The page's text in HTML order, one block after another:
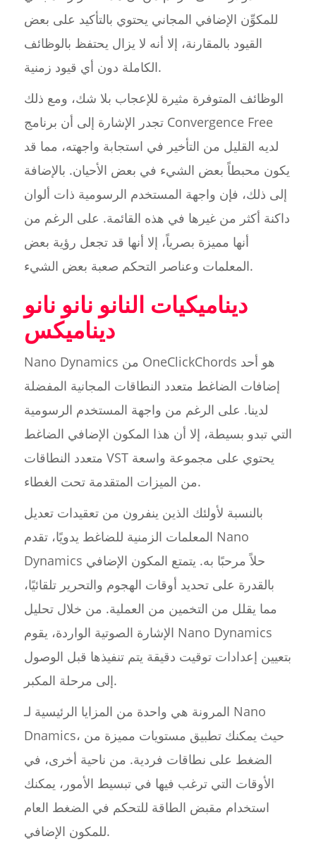
للمكوِّن الإضافي المجاني يحتوي بالتأكيد على بعض
القيود بالمقارنة، إلا أنه لا يزال يحتفظ بالوظائف
الكاملة دون أي قيود زمنية.
الوظائف المتوفرة مثيرة للإعجاب بلا شك، ومع ذلك
تجدر الإشارة إلى أن برنامج Convergence Free
لديه القليل من التأخير في استجابة واجهته، مما قد
يكون محبطاً بعض الشيء في بعض الأحيان. بالإضافة
إلى ذلك، فإن واجهة المستخدم الرسومية ذات ألوان
داكنة أكثر من غيرها في هذه القائمة. على الرغم من
أنها مميزة بصرياً، إلا أنها قد تجعل رؤية بعض
المعلمات وعناصر التحكم صعبة بعض الشيء.
ديناميكيات النانو نانو نانو
ديناميكس
Nano Dynamics من OneClickChords هو أحد
إضافات الضاغط متعدد النطاقات المجانية المفضلة
لدينا. على الرغم من واجهة المستخدم الرسومية
التي تبدو بسيطة، إلا أن هذا المكون الإضافي الضاغط
متعدد النطاقات VST يحتوي على مجموعة واسعة
من الميزات المتقدمة تحت الغطاء.
بالنسبة لأولئك الذين ينفرون من تعقيدات تعديل
المعلمات الزمنية للضاغط يدويًا، تقدم Nano
Dynamics حلاً مرحبًا به. يتمتع المكون الإضافي
بالقدرة على تحديد أوقات الهجوم والتحرير تلقائيًا،
مما يقلل من التخمين من العملية. من خلال تحليل
الإشارة الصوتية الواردة، يقوم Nano Dynamics
بتعيين إعدادات توقيت دقيقة يتم تنفيذها قبل الوصول
إلى مرحلة المكبر.
المرونة هي واحدة من المزايا الرئيسية لـ Nano
Dnamics، حيث يمكنك تطبيق مستويات مميزة من
الضغط على نطاقات فردية. من ناحية أخرى، في
الأوقات التي ترغب فيها في تبسيط الأمور، يمكنك
استخدام مقبض الطاقة للتحكم في الضغط العام
للمكون الإضافي.